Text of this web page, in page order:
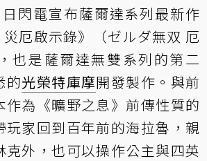
閃電宣布薩爾達系列最新作
厄啟示錄》（ゼルダ無双 厄
也是薩爾達無雙系列的第二
的光榮特庫摩開發製作。與前
作為《曠野之息》前傳性質的
玩家回到百年前的海拉魯，親
克外，也可以操作公主與四英